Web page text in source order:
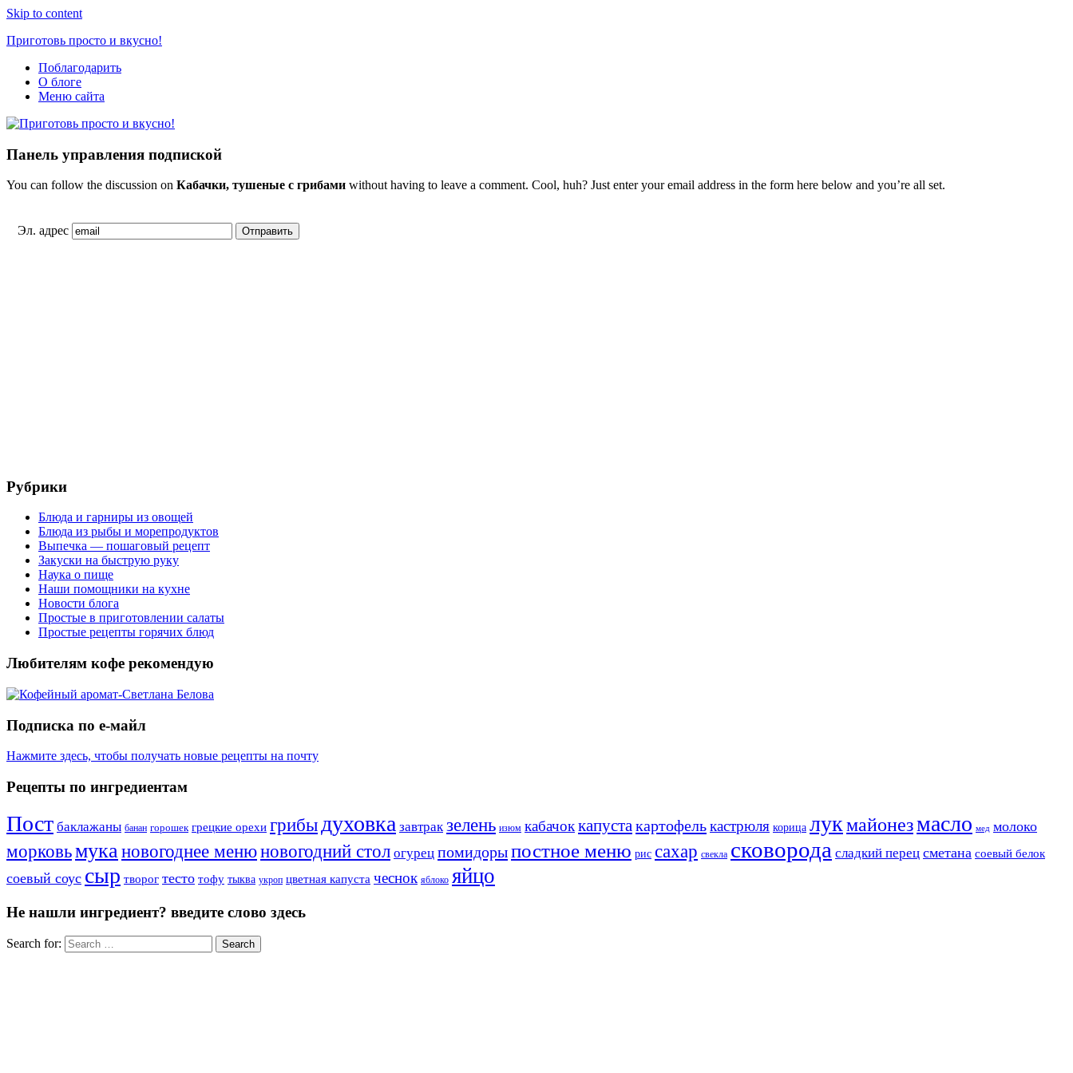
Skip to content
Приготовь просто и вкусно!
Простые
рецепты
каждый
Поблагодарить
О блоге
Меню сайта
Панель управления подпиской
You can follow the discussion on Кабачки, тушеные с грибами without having to leave a comment. Cool, huh? Just enter your email address in the form here below and you’re all set.
Эл. адрес
Рубрики
Блюда и гарниры из овощей
Блюда из рыбы и морепродуктов
Выпечка — пошаговый рецепт
Закуски на быструю руку
Наука о пище
Наши помощники на кухне
Новости блога
Простые в приготовлении салаты
Простые рецепты горячих блюд
Любителям кофе рекомендую
Подписка по е-майл
Нажмите здесь, чтобы получать новые рецепты на почту
Рецепты по ингредиентам
Пост баклажаны банан горошек грецкие орехи грибы духовка завтрак зелень изюм кабачоккапуста картофелькастрюля корица лукмайонезмасло мед молоко
морковьмука новогоднее менюновогодний стол огурец помидорыпостное меню рис сахар свекла сковорода сладкий перец сметана соевый белок
соевый соус сыр творог тесто тофу тыква укроп цветная капуста чеснок яблоко яйцо
Не нашли ингредиент? введите слово здесь
Search for: Search